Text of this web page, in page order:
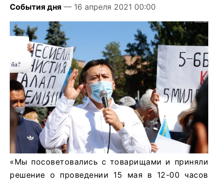
События дня — 16 апреля 2021 00:00
«Мы посоветовались с товарищами и приняли
решение о проведении 15 мая в 12-00 часов